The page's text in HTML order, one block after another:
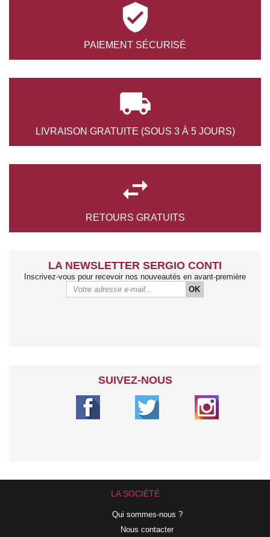

PAIEMENT SÉCURISÉ

LIVRAISON GRATUITE (SOUS 3 À 5 JOURS)

RETOURS GRATUITS
LA NEWSLETTER SERGIO CONTI
Inscrivez-vous pour recevoir nos nouveautés en avant-première
OK
SUIVEZ-NOUS
LA SOCIÉTÉ
Qui sommes-nous ?
Nous contacter